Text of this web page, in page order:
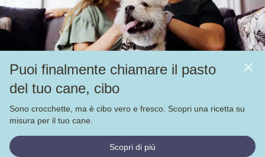
Puoi finalmente chiamare il pasto
del tuo cane, cibo
Sono crocchette, ma è cibo vero e fresco. Scopri una ricetta su
misura per il tuo cane.
Scopri di più
Prodotti
Altri link
Alimentazione
2022